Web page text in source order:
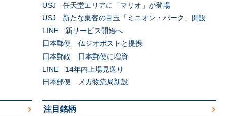
USJ 任天堂エリアに「マリオ」が登場
USJ 新たな集客の目玉「ミニオン・パーク」開設
LINE 新サービス開始へ
日本郵便 仏ジオポストと提携
日本郵政 日本郵便に増資
LINE 14年内上場見送り
日本郵便 メガ物流局新設
注目銘柄